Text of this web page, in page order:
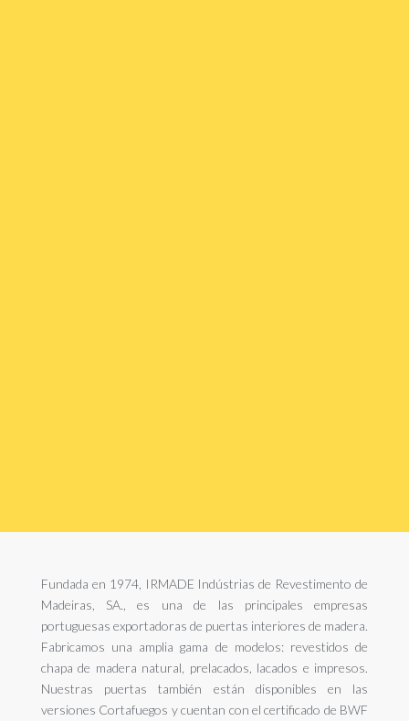
Fundada en 1974, IRMADE Indústrias de Revestimento de
Madeiras, SA., es una de las principales empresas
portuguesas exportadoras de puertas interiores de madera.
Fabricamos una amplia gama de modelos: revestidos de
chapa de madera natural, prelacados, lacados e impresos.
Nuestras puertas también están disponibles en las
versiones Cortafuegos y cuentan con el certificado de BWF